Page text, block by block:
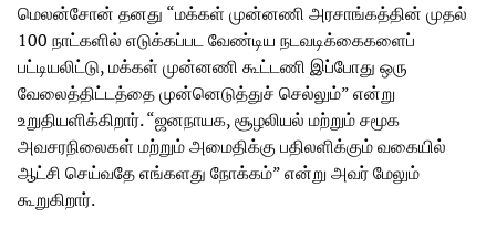
மெலன்சோன் தனது “மக்கள் முன்னணி அரசாங்கத்தின் முதல்
100 நாட்களில் எடுக்கப்பட வேண்டிய நடவடிக்கைகளைப்
பட்டியலிட்டு, மக்கள் முன்னணி கூட்டணி இப்போது ஒரு
வேலைத்திட்டத்தை முன்னெடுத்துச் செல்லும்” என்று
உறுதியளிக்கிறார். “ஜனநாயக, சூழலியல் மற்றும் சமூக
அவசரநிலைகள் மற்றும் அமைதிக்கு பதிலளிக்கும் வகையில்
ஆட்சி செய்வதே எங்களது நோக்கம்” என்று அவர் மேலும்
கூறுகிறார்.